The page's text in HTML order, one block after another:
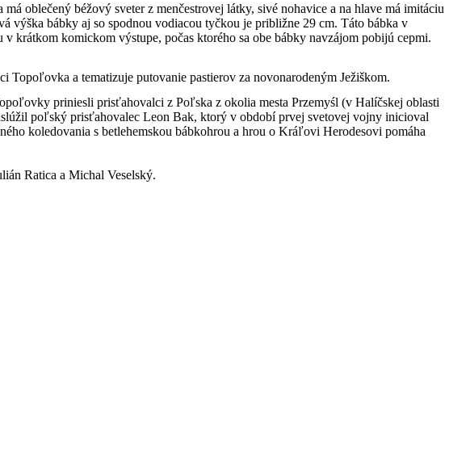
oblečený béžový sveter z menčestrovej látky, sivé nohavice a na hlave má imitáciu
výška bábky aj so spodnou vodiacou tyčkou je približne 29 cm. Táto bábka v
krátkom komickom výstupe, počas ktorého sa obe bábky navzájom pobijú cepmi.
a tematizuje putovanie pastierov za novonarodeným Ježiškom.
priniesli prisťahovalci z Poľska z okolia mesta Przemyśl (v Halíčskej oblasti
poľský prisťahovalec Leon Bak, ktorý v období prvej svetovej vojny inicioval
koledovania s betlehemskou bábkohrou a hrou o Kráľovi Herodesovi pomáha
Ratica a Michal Veselský.